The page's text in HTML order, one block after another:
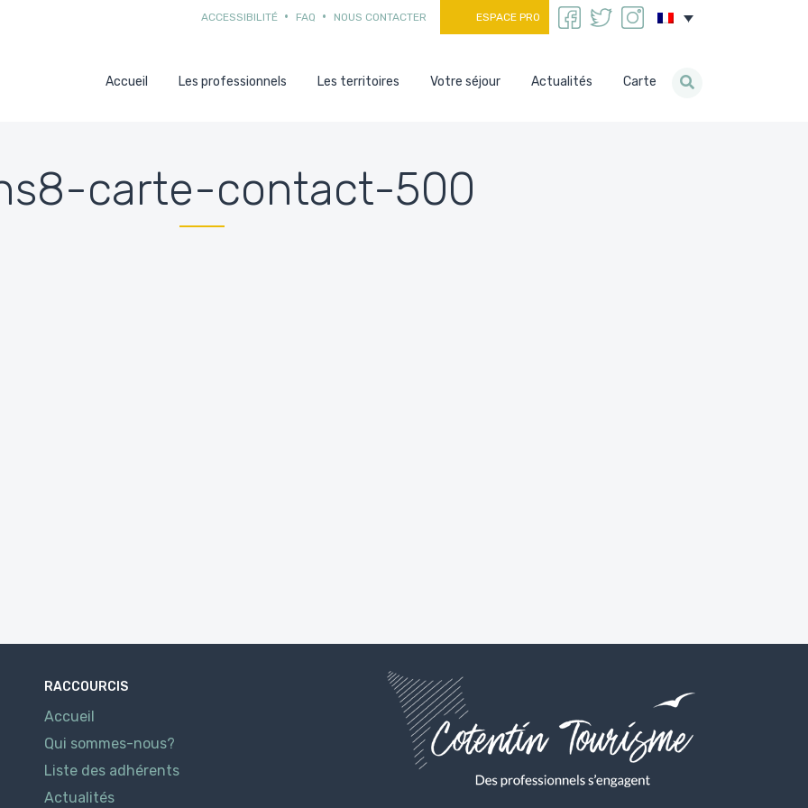
ACCESSIBILITÉ FAQ NOUS CONTACTER ESPACE PRO
Accueil Les professionnels Les territoires Votre séjour Actualités Carte
carte-contact-500
RACCOURCIS
Accueil
Qui sommes-nous?
Liste des adhérents
Actualités